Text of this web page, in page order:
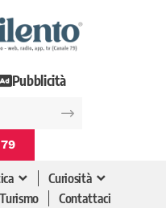
Pubblicità
Curiosità
Turismo Contattaci